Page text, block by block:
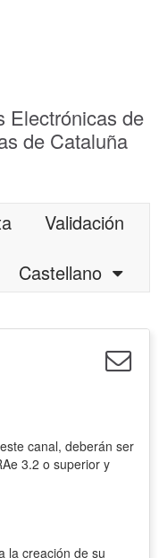
Electrónicas de
de Cataluña
Validación
Castellano
canal, deberán ser
3.2 o superior y
la creación de su